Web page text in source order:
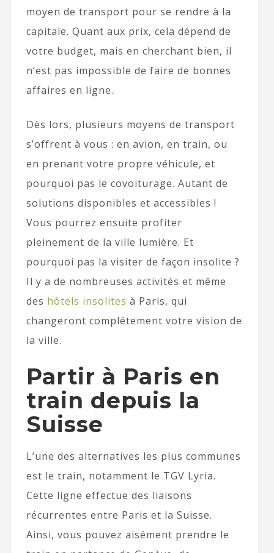
moyen de transport pour se rendre à la
capitale. Quant aux prix, cela dépend de
votre budget, mais en cherchant bien, il
n’est pas impossible de faire de bonnes
affaires en ligne.
Dès lors, plusieurs moyens de transport
s’offrent à vous : en avion, en train, ou
en prenant votre propre véhicule, et
pourquoi pas le covoiturage. Autant de
solutions disponibles et accessibles !
Vous pourrez ensuite profiter
pleinement de la ville lumière. Et
pourquoi pas la visiter de façon insolite ?
Il y a de nombreuses activités et même
des hôtels insolites à Paris, qui
changeront complétement votre vision de
la ville.
Partir à Paris en
train depuis la
Suisse
L’une des alternatives les plus communes
est le train, notamment le TGV Lyria.
Cette ligne effectue des liaisons
récurrentes entre Paris et la Suisse.
Ainsi, vous pouvez aisément prendre le